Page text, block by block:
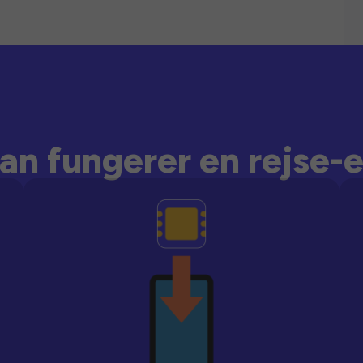
fungerer en rejse-